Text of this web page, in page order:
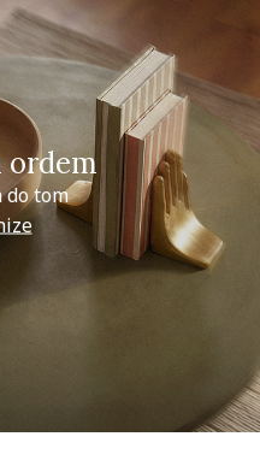
ordem
do tom